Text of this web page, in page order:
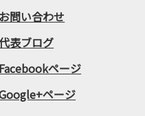
お問い合わせ
表ブログ
Facebookページ
ページ